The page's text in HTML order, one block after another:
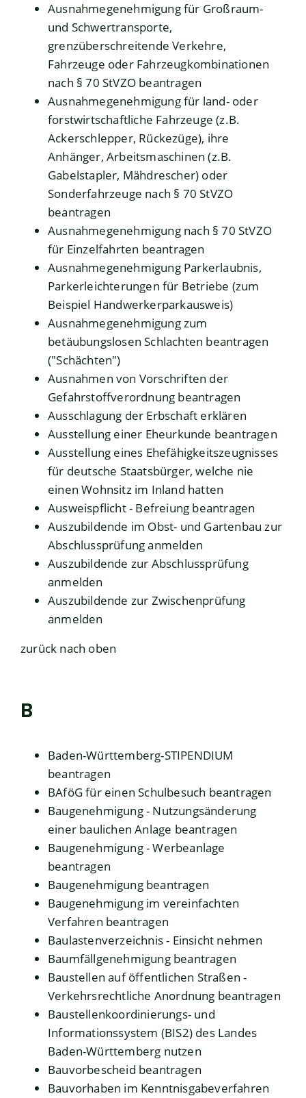
Ausnahmegenehmigung für Großraum-
und Schwertransporte,
grenzüberschreitende Verkehre,
Fahrzeuge oder Fahrzeugkombinationen
nach § 70 StVZO beantragen
Ausnahmegenehmigung für land- oder
forstwirtschaftliche Fahrzeuge (z.B.
Ackerschlepper, Rückezüge), ihre
Anhänger, Arbeitsmaschinen (z.B.
Gabelstapler, Mähdrescher) oder
Sonderfahrzeuge nach § 70 StVZO
beantragen
Ausnahmegenehmigung nach § 70 StVZO
für Einzelfahrten beantragen
Ausnahmegenehmigung Parkerlaubnis,
Parkerleichterungen für Betriebe (zum
Beispiel Handwerkerparkausweis)
Ausnahmegenehmigung zum
betäubungslosen Schlachten beantragen
("Schächten")
Ausnahmen von Vorschriften der
Gefahrstoffverordnung beantragen
Ausschlagung der Erbschaft erklären
Ausstellung einer Eheurkunde beantragen
Ausstellung eines Ehefähigkeitszeugnisses
für deutsche Staatsbürger, welche nie
einen Wohnsitz im Inland hatten
Ausweispflicht - Befreiung beantragen
Auszubildende im Obst- und Gartenbau zur
Abschlussprüfung anmelden
Auszubildende zur Abschlussprüfung
anmelden
Auszubildende zur Zwischenprüfung
anmelden
zurück nach oben
B
Baden-Württemberg-STIPENDIUM
beantragen
BAföG für einen Schulbesuch beantragen
Baugenehmigung - Nutzungsänderung
einer baulichen Anlage beantragen
Baugenehmigung - Werbeanlage
beantragen
Baugenehmigung beantragen
Baugenehmigung im vereinfachten
Verfahren beantragen
Baulastenverzeichnis - Einsicht nehmen
Baumfällgenehmigung beantragen
Baustellen auf öffentlichen Straßen -
Verkehrsrechtliche Anordnung beantragen
Baustellenkoordinierungs- und
Informationssystem (BIS2) des Landes
Baden-Württemberg nutzen
Bauvorbescheid beantragen
Bauvorhaben im Kenntnisgabeverfahren